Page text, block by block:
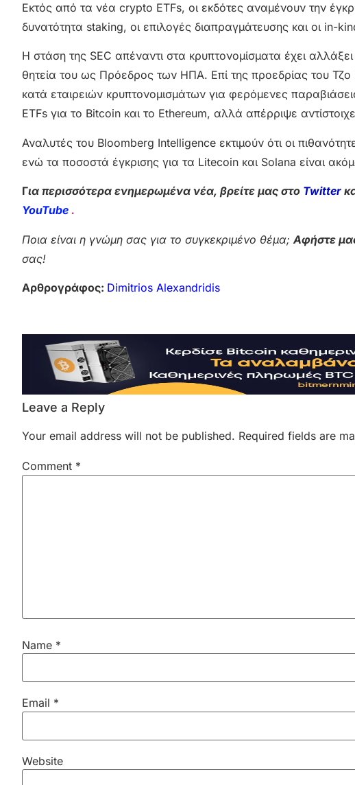
Εκτός από τα νέα crypto ETFs, οι εκδότες αναμένουν την
δυνατότητα staking, οι επιλογές διαπραγμάτευσης και οι in-
Η στάση της SEC απέναντι στα κρυπτονομίσματα έχει
θητεία του ως Πρόεδρος των ΗΠΑ. Επί της προεδρίας του
κατά εταιρειών κρυπτονομισμάτων για φερόμενες
ETFs για το Bitcoin και το Ethereum, αλλά απέρριψε
Αναλυτές του Bloomberg Intelligence εκτιμούν ότι οι
ενώ τα ποσοστά έγκρισης για τα Litecoin και Solana είναι
Για περισσότερα ενημερωμένα νέα, βρείτε μας στο Twitter
YouTube .
Ποια είναι η γνώμη σας για το συγκεκριμένο θέμα; Αφήστε
σας!
Αρθρογράφος: Dimitrios Alexandridis
Leave a Reply
Your email address will not be published. Required fields are
Comment *
Name *
Email *
Website